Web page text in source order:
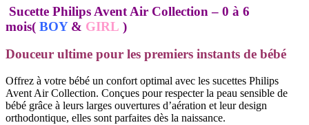
(Pack
de
2)
Sucette Philips Avent Air Collection – 0 à 6
mois( BOY& GIRL )
Douceur ultime pour les premiers instants de bébé
Offrez à votre bébé un confort optimal avec les sucettes Philips
Avent Air Collection. Conçues pour respecter la peau sensible de
bébé grâce à leurs larges ouvertures d’aération et leur design
orthodontique, elles sont parfaites dès la naissance.